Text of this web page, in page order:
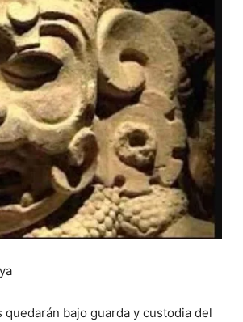
bajo guarda y custodia del